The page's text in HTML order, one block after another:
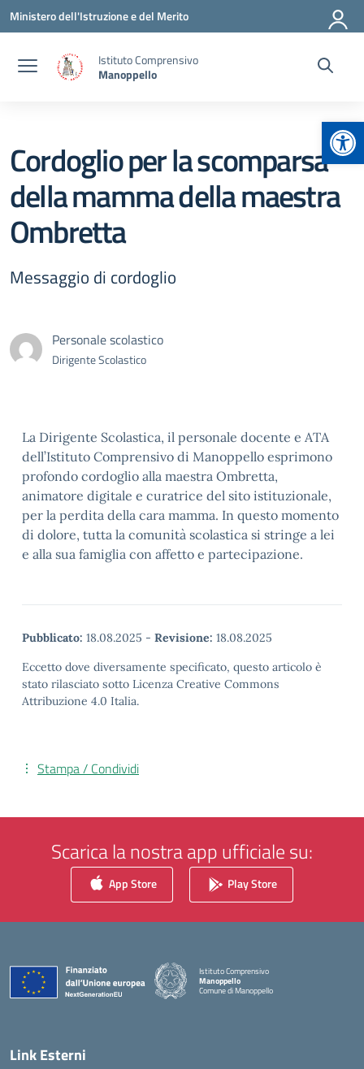
Vai ai contenuti
Vai al menu di navigazione
Vai al footer
Ministero dell'Istruzione e del Merito
Istituto Comprensivo
Manoppello
Cordoglio per la scomparsa
della mamma della maestra
Ombretta
Messaggio di cordoglio
Personale scolastico
Dirigente Scolastico
La Dirigente Scolastica, il personale docente e ATA
dell’Istituto Comprensivo di Manoppello esprimono
profondo cordoglio alla maestra Ombretta,
animatore digitale e curatrice del sito istituzionale,
per la perdita della cara mamma. In questo momento
di dolore, tutta la comunità scolastica si stringe a lei
e alla sua famiglia con affetto e partecipazione.
Pubblicato: 18.08.2025 - Revisione: 18.08.2025
Eccetto dove diversamente specificato, questo articolo è
stato rilasciato sotto Licenza Creative Commons
Attribuzione 4.0 Italia.
Stampa / Condividi
Scarica la nostra app ufficiale su:
App Store Play Store
Istituto Comprensivo
Manoppello
Comune di Manoppello
— Visita la pagina iniziale della scuola
Link Esterni